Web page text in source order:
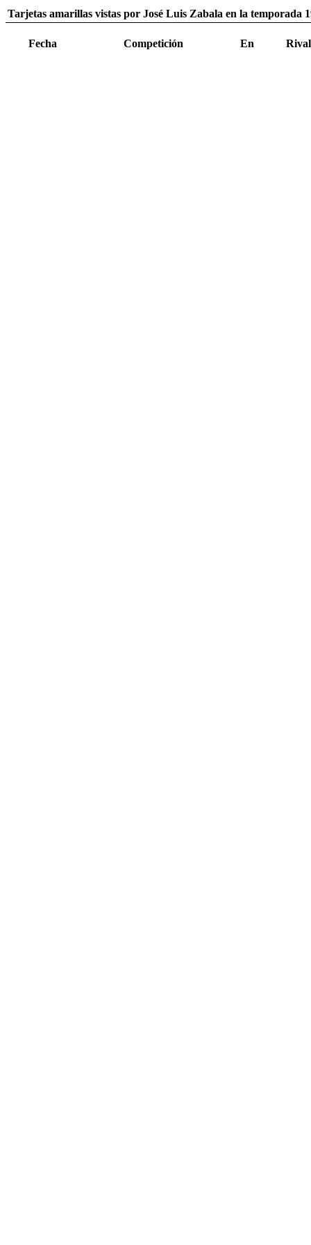
Tarjetas amarillas vistas por José Luis Zabala en la temporada
Fecha Competición En Rival